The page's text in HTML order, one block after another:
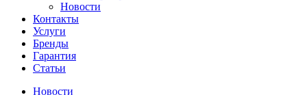
Новости
Контакты
Услуги
Бренды
Гарантия
Статьи
Новости